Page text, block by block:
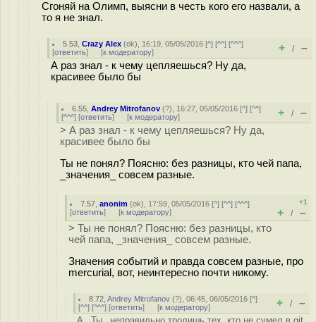
Сгоняй на Олимп, выясни в честь кого его назвали, а
то я не знал.
5.53 ,Crazy Alex (ok), 16:19, 05/05/2016 [^] [^^] [^^^]
[ответить] [к модератору] + / –
А раз знал - к чему цепляешься? Ну да,
красивее было бы
6.55 ,Andrey Mitrofanov (?), 16:27, 05/05/2016 [^] [^^]
[^^^] [ответить] [к модератору] + / –
> А раз знал - к чему цепляешься? Ну да,
красивее было бы
Ты не понял? Поясню: без разницы, кто чей папа,
_значения_ совсем разные.
7.57 ,anonim (ok), 17:59, 05/05/2016 [^] [^^] [^^^]
[ответить] [к модератору]
+1
+ / –
> Ты не понял? Поясню: без разницы, кто
чей папа, _значения_ совсем разные.
Значения событий и правда совсем разные, про
mercurial, вот, неинтересно почти никому.
8.72 ,Andrey Mitrofanov (?), 06:45, 06/05/2016 [^]
[^^] [^^^] [ответить] [к модератору] + / –